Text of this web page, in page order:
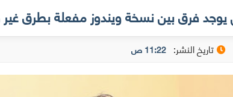
تاريخ النشر: 11:22 ص